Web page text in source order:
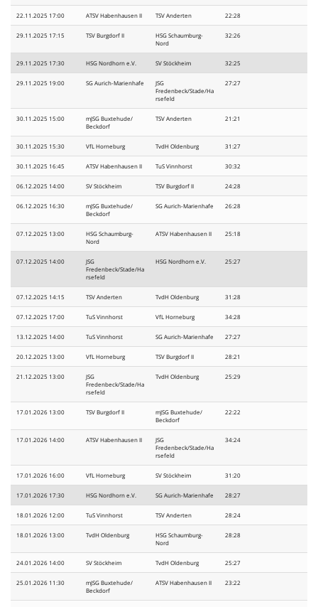
22.11.2025 17:00 ATSV Habenhausen II TSV Anderten 22:28
29.11.2025 17:15 TSV Burgdorf II
HSG Schaumburg-
Nord
32:26
29.11.2025 17:30 HSG Nordhorn e.V. SV Stöckheim 32:25
29.11.2025 19:00 SG Aurich-Marienhafe
JSG
Fredenbeck/Stade/Ha
rsefeld
27:27
30.11.2025 15:00
mJSG Buxtehude/
Beckdorf
TSV Anderten 21:21
30.11.2025 15:30 VfL Horneburg TvdH Oldenburg 31:27
30.11.2025 16:45 ATSV Habenhausen II TuS Vinnhorst 30:32
06.12.2025 14:00 SV Stöckheim TSV Burgdorf II 24:28
06.12.2025 16:30
mJSG Buxtehude/
Beckdorf
SG Aurich-Marienhafe 26:28
07.12.2025 13:00
HSG Schaumburg-
Nord
ATSV Habenhausen II 25:18
07.12.2025 14:00
JSG
Fredenbeck/Stade/Ha
rsefeld
HSG Nordhorn e.V. 25:27
07.12.2025 14:15 TSV Anderten TvdH Oldenburg 31:28
07.12.2025 17:00 TuS Vinnhorst VfL Horneburg 34:28
13.12.2025 14:00 TuS Vinnhorst SG Aurich-Marienhafe 27:27
20.12.2025 13:00 VfL Horneburg TSV Burgdorf II 28:21
21.12.2025 13:00
JSG
Fredenbeck/Stade/Ha
rsefeld
TvdH Oldenburg 25:29
17.01.2026 13:00 TSV Burgdorf II
mJSG Buxtehude/
Beckdorf
22:22
17.01.2026 14:00 ATSV Habenhausen II
JSG
Fredenbeck/Stade/Ha
rsefeld
34:24
17.01.2026 16:00 VfL Horneburg SV Stöckheim 31:20
17.01.2026 17:30 HSG Nordhorn e.V. SG Aurich-Marienhafe 28:27
18.01.2026 12:00 TuS Vinnhorst TSV Anderten 28:24
18.01.2026 13:00 TvdH Oldenburg
HSG Schaumburg-
Nord
28:28
24.01.2026 14:00 SV Stöckheim TvdH Oldenburg 25:27
25.01.2026 11:30
mJSG Buxtehude/
Beckdorf
ATSV Habenhausen II 23:22